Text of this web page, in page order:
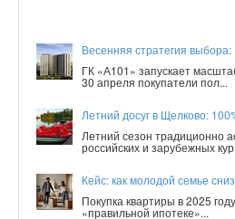
Весенняя стратегия
ГК «А101» запускает
30 апреля покупатели пол...
Летний досуг в Щелково:
Летний сезон традиционно
российских и зарубежных
Кейс: как молодой семье
Покупка квартиры в 2025
«правильной ипотеке»...